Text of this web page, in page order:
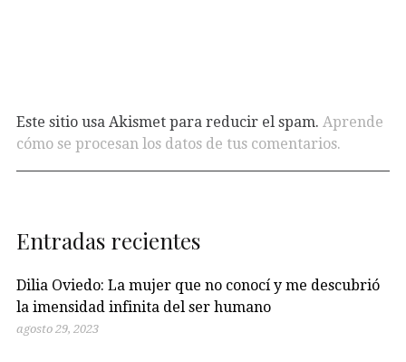
Este sitio usa Akismet para reducir el spam. Aprende
cómo se procesan los datos de tus comentarios.
Entradas recientes
Dilia Oviedo: La mujer que no conocí y me descubrió
la imensidad infinita del ser humano
agosto 29, 2023